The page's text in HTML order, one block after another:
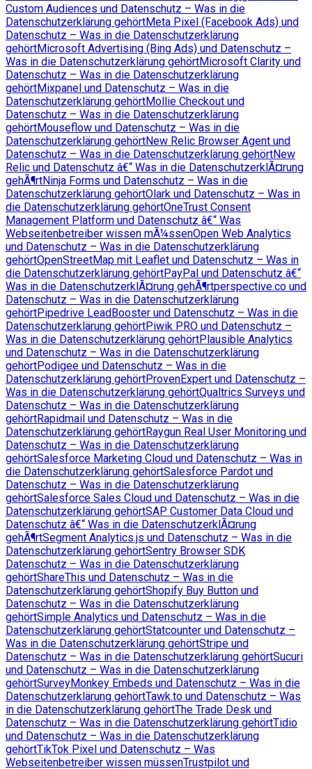
Custom Audiences und Datenschutz – Was in die
Datenschutzerklärung gehörtMeta Pixel (Facebook Ads) und
Datenschutz – Was in die Datenschutzerklärung
gehörtMicrosoft Advertising (Bing Ads) und Datenschutz –
Was in die Datenschutzerklärung gehörtMicrosoft Clarity und
Datenschutz – Was in die Datenschutzerklärung
gehörtMixpanel und Datenschutz – Was in die
Datenschutzerklärung gehörtMollie Checkout und
Datenschutz – Was in die Datenschutzerklärung
gehörtMouseflow und Datenschutz – Was in die
Datenschutzerklärung gehörtNew Relic Browser Agent und
Datenschutz – Was in die Datenschutzerklärung gehörtNew
Relic und Datenschutz â€“ Was in die DatenschutzerklÃ¤rung
gehÃ¶rtNinja Forms und Datenschutz – Was in die
Datenschutzerklärung gehörtOlark und Datenschutz – Was in
die Datenschutzerklärung gehörtOneTrust Consent
Management Platform und Datenschutz â€“ Was
Webseitenbetreiber wissen mÃ¼ssenOpen Web Analytics
und Datenschutz – Was in die Datenschutzerklärung
gehörtOpenStreetMap mit Leaflet und Datenschutz – Was in
die Datenschutzerklärung gehörtPayPal und Datenschutz â€“
Was in die DatenschutzerklÃ¤rung gehÃ¶rtperspective.co und
Datenschutz – Was in die Datenschutzerklärung
gehörtPipedrive LeadBooster und Datenschutz – Was in die
Datenschutzerklärung gehörtPiwik PRO und Datenschutz –
Was in die Datenschutzerklärung gehörtPlausible Analytics
und Datenschutz – Was in die Datenschutzerklärung
gehörtPodigee und Datenschutz – Was in die
Datenschutzerklärung gehörtProvenExpert und Datenschutz –
Was in die Datenschutzerklärung gehörtQualtrics Surveys und
Datenschutz – Was in die Datenschutzerklärung
gehörtRapidmail und Datenschutz – Was in die
Datenschutzerklärung gehörtRaygun Real User Monitoring und
Datenschutz – Was in die Datenschutzerklärung
gehörtSalesforce Marketing Cloud und Datenschutz – Was in
die Datenschutzerklärung gehörtSalesforce Pardot und
Datenschutz – Was in die Datenschutzerklärung
gehörtSalesforce Sales Cloud und Datenschutz – Was in die
Datenschutzerklärung gehörtSAP Customer Data Cloud und
Datenschutz â€“ Was in die DatenschutzerklÃ¤rung
gehÃ¶rtSegment Analytics.js und Datenschutz – Was in die
Datenschutzerklärung gehörtSentry Browser SDK
Datenschutz – Was in die Datenschutzerklärung
gehörtShareThis und Datenschutz – Was in die
Datenschutzerklärung gehörtShopify Buy Button und
Datenschutz – Was in die Datenschutzerklärung
gehörtSimple Analytics und Datenschutz – Was in die
Datenschutzerklärung gehörtStatcounter und Datenschutz –
Was in die Datenschutzerklärung gehörtStripe und
Datenschutz – Was in die Datenschutzerklärung gehörtSucuri
und Datenschutz – Was in die Datenschutzerklärung
gehörtSurveyMonkey Embeds und Datenschutz – Was in die
Datenschutzerklärung gehörtTawk.to und Datenschutz – Was
in die Datenschutzerklärung gehörtThe Trade Desk und
Datenschutz – Was in die Datenschutzerklärung gehörtTidio
und Datenschutz – Was in die Datenschutzerklärung
gehörtTikTok Pixel und Datenschutz – Was
Webseitenbetreiber wissen müssenTrustpilot und